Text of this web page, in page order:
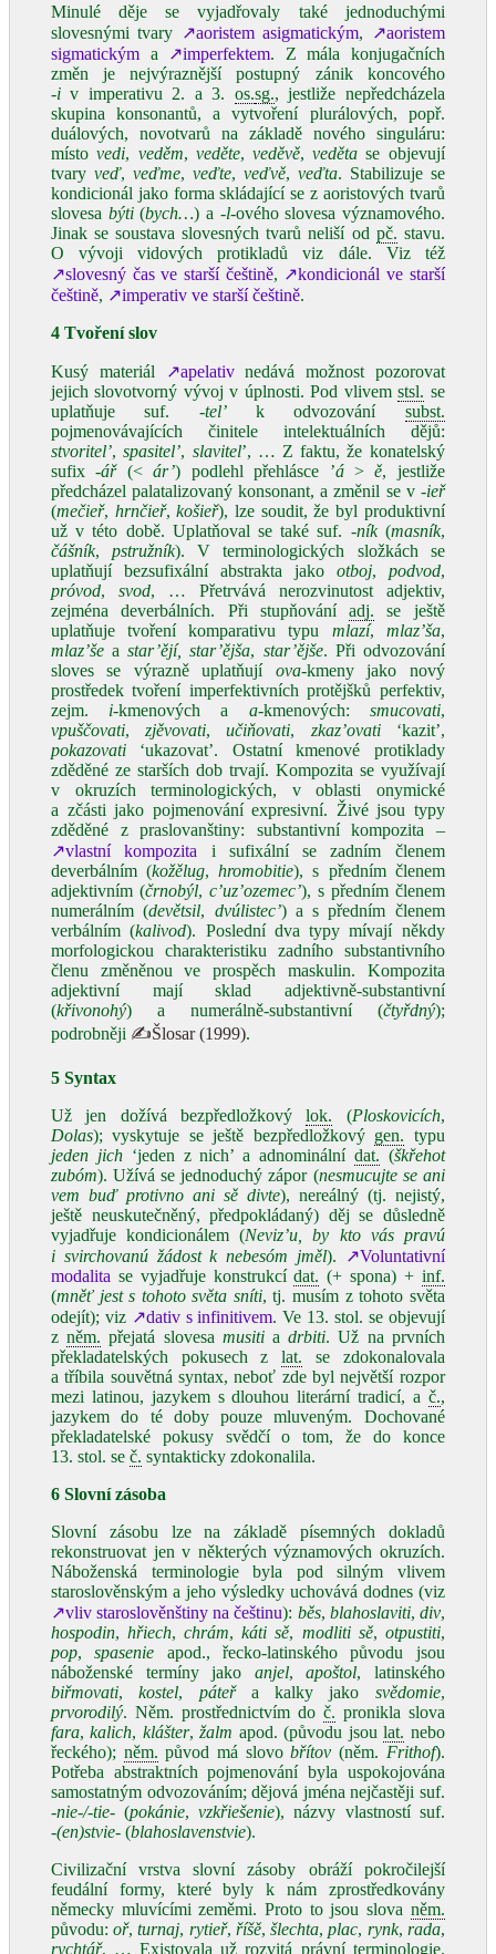
Minulé děje se vyjadřovaly také jednoduchými
slovesnými tvary ↗aoristem asigmatickým,
↗aoristem
sigmatickým a ↗imperfektem. Z mála konjugačních
změn je nejvýraznější postupný zánik koncového
‑i v imperativu 2. a 3. os.sg., jestliže nepředcházela
skupina konsonantů, a vytvoření plurálových, popř.
duálových, novotvarů na základě nového singuláru:
místovedi, veděm, veděte, veděvě,veděta se objevují
tvary veď, veďme, veďte, veďvě, veďta. Stabilizuje se
kondicionál jako forma skládající se z aoristových tvarů
slovesa býti(bych…) a ‑l‑ového slovesa významového.
Jinak se soustava slovesných tvarů neliší od pč. stavu.
O vývoji vidových protikladů viz dále. Viz též
↗slovesný čas ve starší češtině, ↗kondicionál ve starší
češtině, ↗imperativ ve starší češtině.
4 Tvoření slov
Kusý materiál ↗apelativnedává možnost pozorovat
jejich slovotvorný vývoj v úplnosti. Pod vlivemstsl. se
uplatňuje suf. ‑tel’k odvozování subst.
pojmenovávajících činitele intelektuálních dějů:
stvoritel’,spasitel’, slavitel’, … Z faktu, že konatelský
sufix‑ář(<ár’) podlehl přehlásce ’á>ě, jestliže
předcházel palatalizovaný konsonant, a změnil se v ‑ieř
(mečieř, hrnčieř,košieř), lze soudit, že byl produktivní
už v této době. Uplatňoval se také suf. ‑ník(masník,
čášník,pstružník). V terminologických složkách se
uplatňují bezsufixální abstrakta jako otboj, podvod,
próvod, svod, … Přetrvává nerozvinutost adjektiv,
zejména deverbálních. Při stupňováníadj. se ještě
uplatňuje tvoření komparativu typu mlazí, mlaz’ša,
mlaz’še astar’ějí, star’ějša, star’ějše. Při odvozování
sloves se výrazně uplatňují ova‑kmeny jako nový
prostředek tvoření imperfektivních protějšků perfektiv,
zejm. i‑kmenových a a‑kmenových: smucovati,
vpuščovati,zjěvovati,učiňovati, zkaz’ovati‘kazit’,
pokazovati ‘ukazovat’. Ostatní kmenové protiklady
zděděné ze starších dob trvají. Kompozita se využívají
v okruzích terminologických, v oblasti onymické
a zčásti jako pojmenování expresivní. Živé jsou typy
zděděné z praslovanštiny: substantivní kompozita –
↗vlastní kompozita i sufixální se zadním členem
deverbálním (kožělug,hromobitie), s předním členem
adjektivním (črnobýl, c’uz’ozemec’), s předním členem
numerálním (devětsil, dvúlistec’) a s předním členem
verbálním (kalivod). Poslední dva typy mívají někdy
morfologickou charakteristiku zadního substantivního
členu změněnou ve prospěch maskulin. Kompozita
adjektivní mají sklad adjektivně‑substantivní
(křivonohý) a numerálně‑substantivní (čtyřdný);
podrobněji ✍Šlosar (1999).
5 Syntax
Už jen dožívá bezpředložkovýlok. (Ploskovicích,
Dolas); vyskytuje se ještě bezpředložkový gen. typu
jeden jich‘jeden z nich’ a adnominální dat. (škřehot
zubóm). Užívá se jednoduchý zápor (nesmucujte se ani
vem buď protivno ani sě divte), nereálný (tj. nejistý,
ještě neuskutečněný, předpokládaný) děj se důsledně
vyjadřuje kondicionálem (Neviz’u, by kto vás pravú
i svirchovanú žádost k nebesóm jměl).
↗Voluntativní
modalita se vyjadřuje konstrukcídat. (+ spona) + inf.
(mněť jest s tohoto světa sníti, tj. musím z tohoto světa
odejít); viz ↗dativ s infinitivem. Ve 13. stol. se objevují
zněm. přejatá slovesa musitiadrbiti. Už na prvních
překladatelských pokusech zlat. se zdokonalovala
a tříbila souvětná syntax, neboť zde byl největší rozpor
mezi latinou, jazykem s dlouhou literární tradicí, a č.,
jazykem do té doby pouze mluveným. Dochované
překladatelské pokusy svědčí o tom, že do konce
13. stol. se č. syntakticky zdokonalila.
6 Slovní zásoba
Slovní zásobu lze na základě písemných dokladů
rekonstruovat jen v některých významových okruzích.
Náboženská terminologie byla pod silným vlivem
staroslověnským a jeho výsledky uchovává dodnes (viz
↗vliv staroslověnštiny na češtinu): běs, blahoslaviti, div,
hospodin,hřiech,chrám,káti sě, modliti sě, otpustiti,
pop,spasenie apod., řecko‑latinského původu jsou
náboženské termíny jako anjel,apoštol, latinského
biřmovati,kostel, páteřa kalky jako svědomie,
prvorodilý. Něm. prostřednictvím do č. pronikla slova
fara,kalich, klášter,žalm apod. (původu jsoulat. nebo
řeckého); něm. původ má slovobřítov (něm. Frithof).
Potřeba abstraktních pojmenování byla uspokojována
samostatným odvozováním; dějová jména nejčastěji suf.
‑nie‑/‑tie‑ (pokánie,vzkřiešenie), názvy vlastností suf.
‑(en)stvie‑ (blahoslavenstvie).
Civilizační vrstva slovní zásoby obráží pokročilejší
feudální formy, které byly k nám zprostředkovány
německy mluvícími zeměmi. Proto to jsou slova něm.
původu:oř,turnaj, rytieř, říšě,šlechta,plac, rynk, rada,
rychtář, … Existovala už rozvitá právní terminologie.